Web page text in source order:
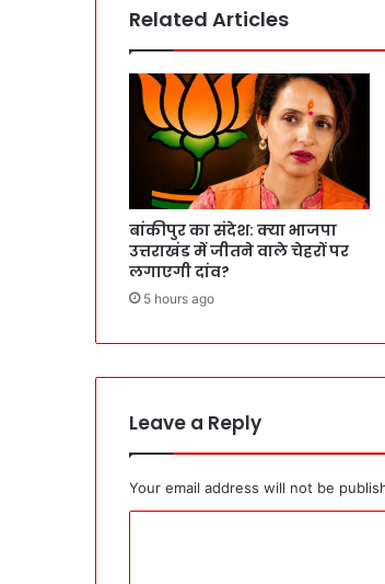
Related Articles
बांकीपुर का संदेश: क्या भाजपा
उत्तराखंड में जीतने वाले चेहरों पर
लगाएगी दांव?
5 hours ago
Leave a Reply
Your email address will not be